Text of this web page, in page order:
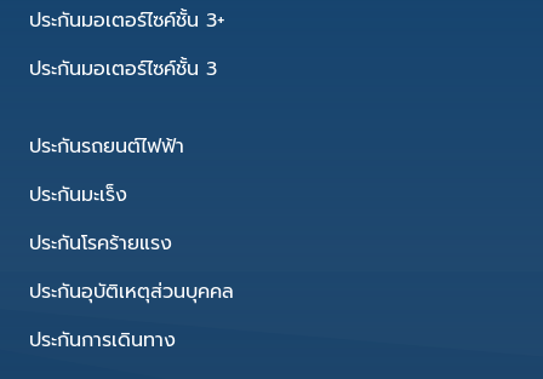
ประกันมอเตอร์ไซค์ชั้น 3+
ประกันมอเตอร์ไซค์ชั้น 3
ประกันรถยนต์ไฟฟ้า
ประกันมะเร็ง
ประกันโรคร้ายแรง
ประกันอุบัติเหตุส่วนบุคคล
ประกันการเดินทาง